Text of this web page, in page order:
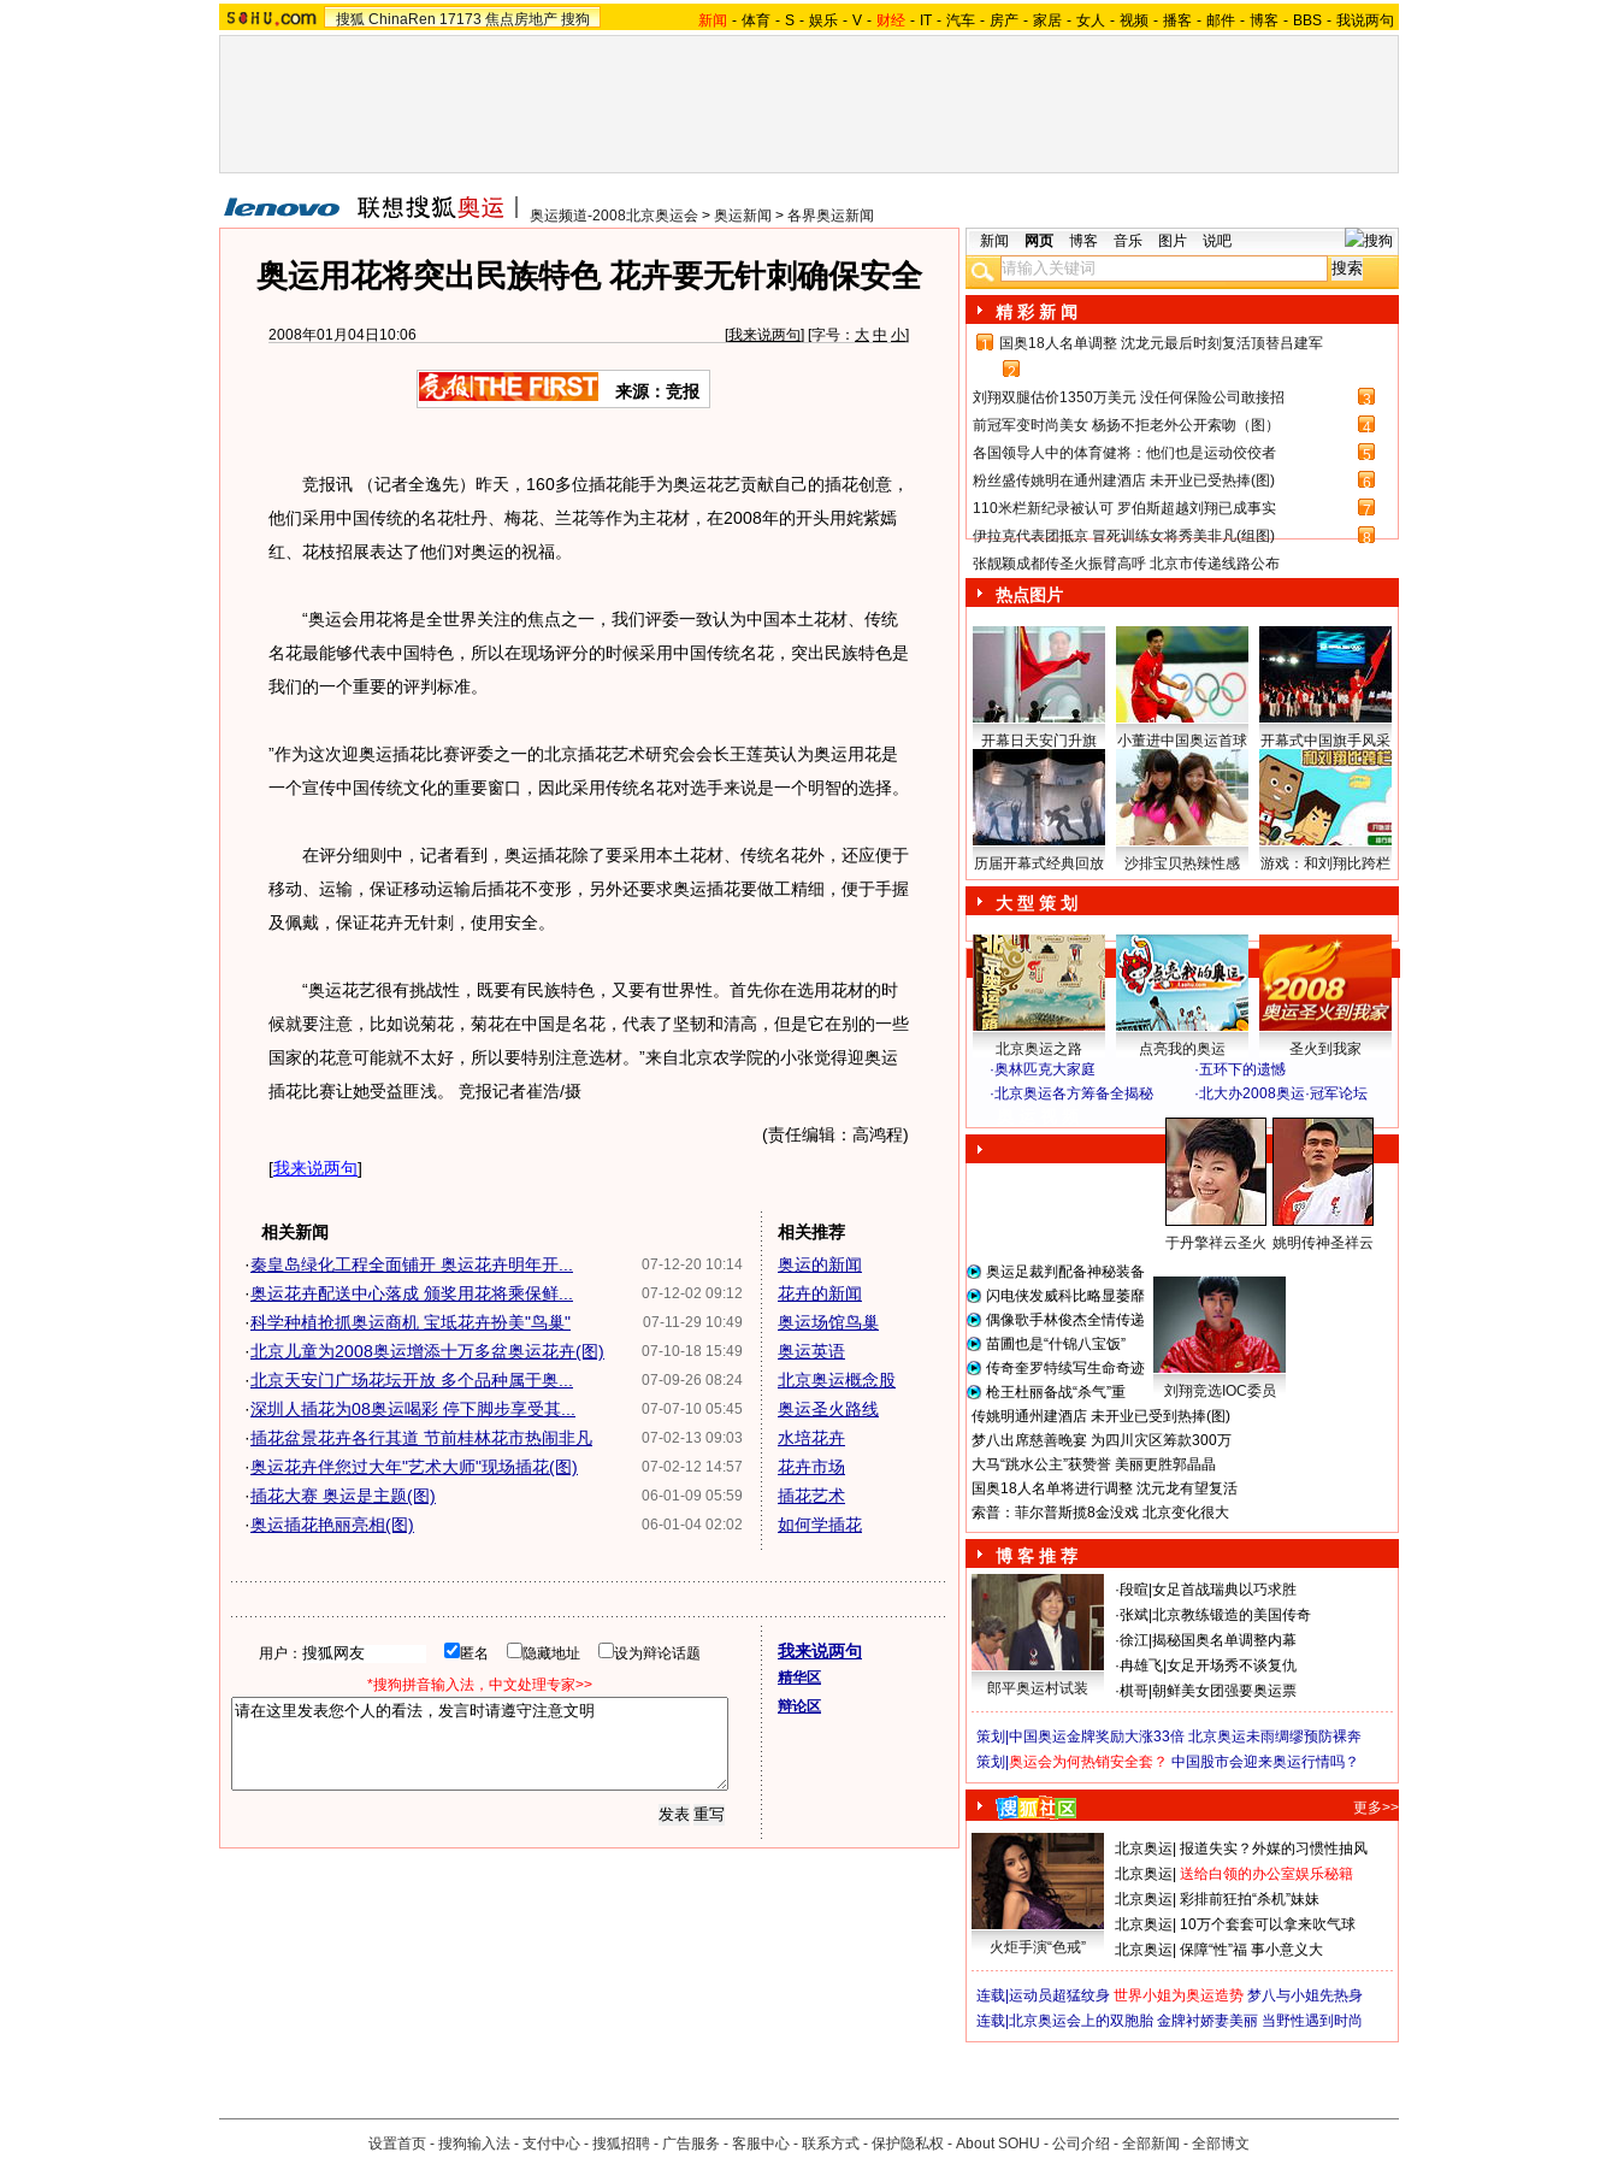
搜狐 ChinaRen 17173 焦点房地产 搜狗 新闻 - 体育 - S - 娱乐 - V - 财经 - IT - 汽车 - 房产 - 家居 - 女人 - 视频 - 播客 - 邮件 - 博客 - BBS - 我说两句
奥运频道-2008北京奥运会 > 奥运新闻 > 各界奥运新闻
奥运用花将突出民族特色 花卉要无针刺确保安全
2008年01月04日10:06 [我来说两句] [字号： 大 中 小]
来源：竞报
竞报讯 （记者全逸先）昨天，160多位插花能手为奥运花艺贡献自己的插花创意，
他们采用中国传统的名花牡丹、梅花、兰花等作为主花材，在2008年的开头用姹紫嫣
红、花枝招展表达了他们对奥运的祝福。
“奥运会用花将是全世界关注的焦点之一，我们评委一致认为中国本土花材、传统
名花最能够代表中国特色，所以在现场评分的时候采用中国传统名花，突出民族特色是
我们的一个重要的评判标准。
”作为这次迎奥运插花比赛评委之一的北京插花艺术研究会会长王莲英认为奥运用花是
一个宣传中国传统文化的重要窗口，因此采用传统名花对选手来说是一个明智的选择。
在评分细则中，记者看到，奥运插花除了要采用本土花材、传统名花外，还应便于
移动、运输，保证移动运输后插花不变形，另外还要求奥运插花要做工精细，便于手握
及佩戴，保证花卉无针刺，使用安全。
“奥运花艺很有挑战性，既要有民族特色，又要有世界性。首先你在选用花材的时
候就要注意，比如说菊花，菊花在中国是名花，代表了坚韧和清高，但是它在别的一些
国家的花意可能就不太好，所以要特别注意选材。”来自北京农学院的小张觉得迎奥运
插花比赛让她受益匪浅。 竞报记者崔浩/摄
(责任编辑：高鸿程)
[我来说两句]
相关新闻
07-12-20 10:14
·秦皇岛绿化工程全面铺开 奥运花卉明年开...
07-12-02 09:12
·奥运花卉配送中心落成 颁奖用花将乘保鲜...
07-11-29 10:49
·科学种植抢抓奥运商机 宝坻花卉扮美"鸟巢"
07-10-18 15:49
·北京儿童为2008奥运增添十万多盆奥运花卉(图)
07-09-26 08:24
·北京天安门广场花坛开放 多个品种属于奥...
07-07-10 05:45
·深圳人插花为08奥运喝彩 停下脚步享受其...
07-02-13 09:03
·插花盆景花卉各行其道 节前桂林花市热闹非凡
07-02-12 14:57
·奥运花卉伴您过大年"艺术大师"现场插花(图)
06-01-09 05:59
·插花大赛 奥运是主题(图)
06-01-04 02:02
·奥运插花艳丽亮相(图)
相关推荐
奥运的新闻
花卉的新闻
奥运场馆鸟巢
奥运英语
北京奥运概念股
奥运圣火路线
水培花卉
花卉市场
插花艺术
如何学插花
用户： 匿名 隐藏地址
设为辩论话题
*搜狗拼音输入法，中文处理专家>>
我来说两句
精华区
辩论区
新闻 网页 博客 音乐 图片 说吧
精 彩 新 闻
1
国奥18人名单调整 沈龙元最后时刻复活顶替吕建军
2
刘翔双腿估价1350万美元 没任何保险公司敢接招
3
前冠军变时尚美女 杨扬不拒老外公开索吻（图）
4
各国领导人中的体育健将：他们也是运动佼佼者
5
粉丝盛传姚明在通州建酒店 未开业已受热捧(图)
6
110米栏新纪录被认可 罗伯斯超越刘翔已成事实
7
伊拉克代表团抵京 冒死训练女将秀美非凡(组图)
8
张靓颖成都传圣火振臂高呼 北京市传递线路公布
热点图片
开幕日天安门升旗 小董进中国奥运首球 开幕式中国旗手风采
历届开幕式经典回放 沙排宝贝热辣性感 游戏：和刘翔比跨栏
大 型 策 划
北京奥运之路 点亮我的奥运
圣火到我家
·奥林匹克大家庭 ·五环下的遗憾
·北京奥运各方筹备全揭秘 ·北大办2008奥运·冠军论坛
于丹擎祥云圣火 姚明传神圣祥云
奥运足裁判配备神秘装备
闪电侠发威科比略显萎靡
偶像歌手林俊杰全情传递
苗圃也是“什锦八宝饭”
传奇奎罗特续写生命奇迹
枪王杜丽备战“杀气”重
刘翔竞选IOC委员
传姚明通州建酒店 未开业已受到热捧(图)
梦八出席慈善晚宴 为四川灾区筹款300万
大马“跳水公主”获赞誉 美丽更胜郭晶晶
国奥18人名单将进行调整 沈元龙有望复活
索普：菲尔普斯揽8金没戏 北京变化很大
博 客 推 荐
郎平奥运村试装
·段暄 女足首战瑞典以巧求胜
·张斌 北京教练锻造的美国传奇
·徐江 揭秘国奥名单调整内幕
·冉雄飞 女足开场秀不谈复仇
·棋哥 朝鲜美女团强要奥运票
策划| 中国奥运金牌奖励大涨33倍 北京奥运未雨绸缪预防裸奔
策划| 奥运会为何热销安全套？ 中国股市会迎来奥运行情吗？
更多>>
火炬手演“色戒”
北京奥运 报道失实？外媒的习惯性抽风
北京奥运 送给白领的办公室娱乐秘籍
北京奥运 彩排前狂拍“杀机”妹妹
北京奥运 10万个套套可以拿来吹气球
北京奥运 保障“性”福 事小意义大
连载| 运动员超猛纹身 世界小姐为奥运造势 梦八与小姐先热身
连载| 北京奥运会上的双胞胎 金牌衬娇妻美丽 当野性遇到时尚
设置首页 - 搜狗输入法 - 支付中心 - 搜狐招聘 - 广告服务 - 客服中心 - 联系方式 - 保护隐私权 - About SOHU - 公司介绍 - 全部新闻 - 全部博文